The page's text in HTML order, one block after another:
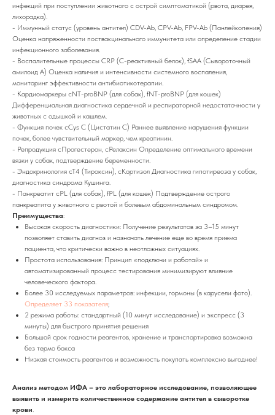
инфекций при поступлении животного с острой симптоматикой (рвота, диарея,
лихорадка).
- Иммунный статус (уровень антител) CDV-Ab, CPV-Ab, FPV-Ab (Панлейкопения)
Оценка напряженности поствакцинального иммунитета или определение стадии
инфекционного заболевания.
- Воспалительные процессы CRP (С-реактивный белок), fSAA (Сывороточный
амилоид А) Оценка наличия и интенсивности системного воспаления,
мониторинг эффективности антибиотикотерапии.
- Кардиомаркеры cNT-proBNP (для собак), fNT-proBNP (для кошек)
Дифференциальная диагностика сердечной и респираторной недостаточности у
животных с одышкой и кашлем.
- Функция почек cCys C (Цистатин С) Раннее выявление нарушения функции
почек, более чувствительный маркер, чем креатинин.
- Репродукция cПрогестерон, cРелаксин Определение оптимального времени
вязки у собак, подтверждение беременности.
- Эндокринология cT4 (Тироксин), cКортизол Диагностика гипотиреоза у собак,
диагностика синдрома Кушинга.
- Панкреатит cPL (для собак), fPL (для кошек) Подтверждение острого
панкреатита у животного с рвотой и болевым абдоминальным синдромом.
Преимущества:
​Высокая скорость диагностики: Получение результатов за 3–15 минут
позволяет ставить диагноз и назначать лечение еще во время приема
пациента, что критически важно в неотложных ситуациях.
Простота использования: Принцип «подключи и работай» и
автоматизированный процесс тестирования минимизируют влияние
человеческого фактора.
Более 30 исследуемых параметров: инфекции, гормоны (в карусели фото).
Определяет 33 показателя;
2 режима работы: стандартный (10 минут исследование) и экспресс (3
минуты) для быстрого принятия решения
Большой срок годности реагентов, хранение и транспортировка возможна
без термо бокса
Низкая стоимость реагентов и возможность покупать комплексно выгоднее!
Анализ методом ИФА – это лабораторное исследование, позволяющее
выявить и измерить количественное содержание антител в сыворотке
крови.